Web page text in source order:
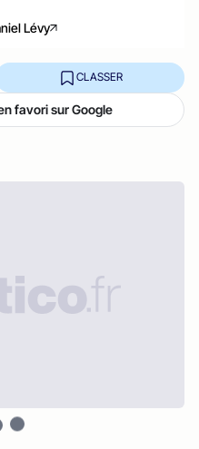
Lévy
CLASSER
favori sur Google